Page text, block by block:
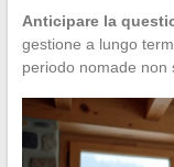
Anticipare la
gestione a lungo
periodo nomade non